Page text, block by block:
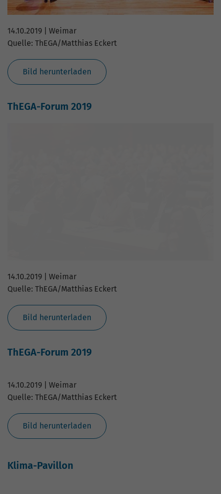
14.10.2019 | Weimar
Quelle: ThEGA/Matthias Eckert
Bild herunterladen
ThEGA-Forum 2019
14.10.2019 | Weimar
Quelle: ThEGA/Matthias Eckert
Bild herunterladen
ThEGA-Forum 2019